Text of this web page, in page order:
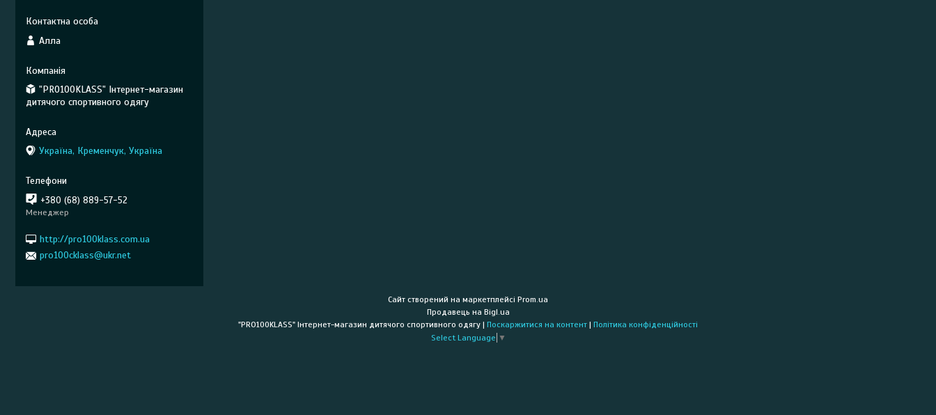
Алла
"PRO100KLASS" Інтернет-магазин
дитячого спортивного одягу
Україна, Кременчук, Україна
+380 (68) 889-57-52
Менеджер
http://pro100klass.com.ua
pro100cklass@ukr.net
Сайт створений на маркетплейсі Prom.ua
Продавець на Bigl.ua
"PRO100KLASS" Інтернет-магазин дитячого спортивного одягу | Поскаржитися на контент | Політика конфіденційності
Select Language ▼